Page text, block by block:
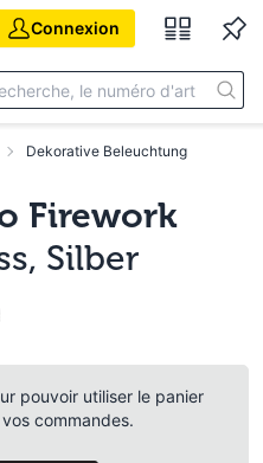
Connexion
Dekorative Beleuchtung
Firework
Silber
pouvoir utiliser le panier
commandes.